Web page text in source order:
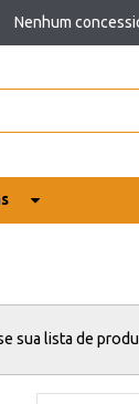
Nenhum
sua lista de